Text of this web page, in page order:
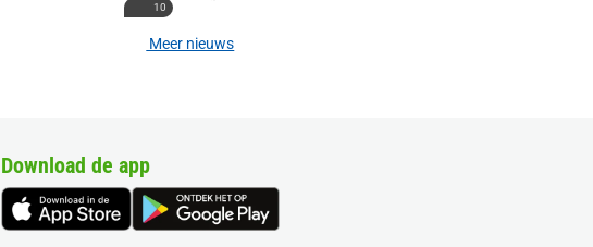
10
Meer nieuws
Download de app